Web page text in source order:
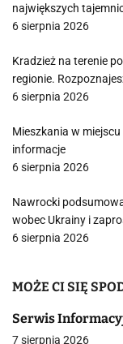
największych
6 sierpnia 2026
Kradzież na terenie
regionie.
6 sierpnia 2026
Mieszkania w
informacje
6 sierpnia 2026
Nawrocki
wobec Ukrainy i
6 sierpnia 2026
MOŻE CI SIĘ
Serwis
7 sierpnia 2026